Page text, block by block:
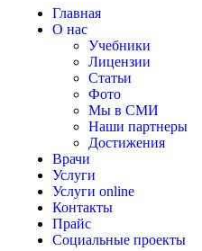
Главная
О нас
Учебники
Лицензии
Статьи
Фото
Мы в СМИ
Наши партнеры
Достижения
Врачи
Услуги
Услуги online
Контакты
Прайс
Социальные проекты